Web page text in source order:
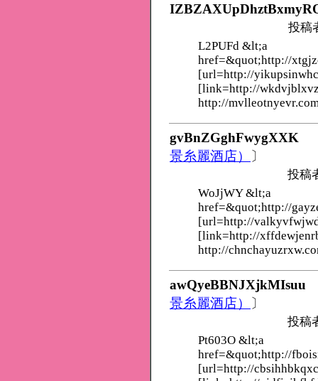
投稿
L2PUFd &lt;a
href=&quot;http://
[url=http://
[link=http://
http://
gvBnZGghFwygXXK
景糸麗酒店） 〕
投稿
WoJjWY &lt;a
href=&quot;http://
[url=http://
[link=http://
http://
awQyeBBNJXjkMIsuu
景糸麗酒店） 〕
投稿
Pt603O &lt;a
href=&quot;http://
[url=http://